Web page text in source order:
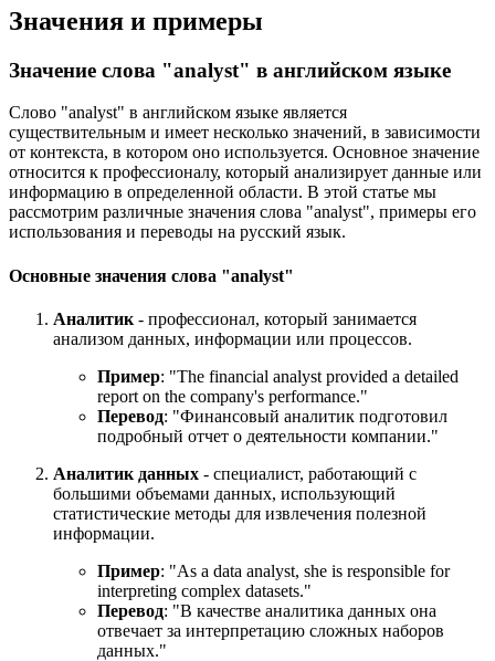
Значения и примеры
Значение слова "analyst" в английском языке
Слово "analyst" в английском языке является
существительным и имеет несколько значений, в зависимости
от контекста, в котором оно используется. Основное значение
относится к профессионалу, который анализирует данные или
информацию в определенной области. В этой статье мы
рассмотрим различные значения слова "analyst", примеры его
использования и переводы на русский язык.
Основные значения слова "analyst"
Аналитик - профессионал, который занимается
анализом данных, информации или процессов.
Пример: "The financial analyst provided a detailed
report on the company's performance."
Перевод: "Финансовый аналитик подготовил
подробный отчет о деятельности компании."
Аналитик данных - специалист, работающий с
большими объемами данных, использующий
статистические методы для извлечения полезной
информации.
Пример: "As a data analyst, she is responsible for
interpreting complex datasets."
Перевод: "В качестве аналитика данных она
отвечает за интерпретацию сложных наборов
данных."